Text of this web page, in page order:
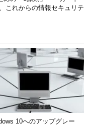
これからの情報セキュリテ
10へのアップグレー